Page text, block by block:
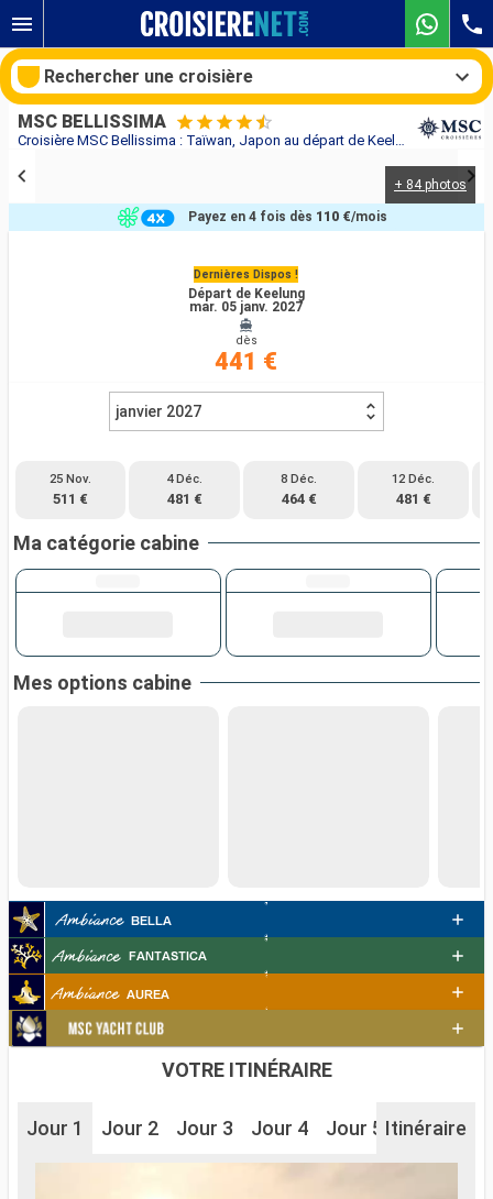
Croisière MSC Bellissima : Taïwan, Japon au départ de Keelung
MSC BELLISSIMA
+ 84 photos
Dernières Dispos !
Départ de Keelung
mar. 05 janv. 2027
dès
441 €
Payez en 4 fois dès 110 €/mois
janvier 2027
25 Nov.
511 €
4 Déc.
481 €
8 Déc.
464 €
12 Déc.
481 €
Ma catégorie cabine
Mes options cabine
VOTRE ITINÉRAIRE
Jour 1 Jour 2 Jour 3 Jour 4 Jour 5 Itinéraire
Rechercher une croisière
Compagnies
Rechercher